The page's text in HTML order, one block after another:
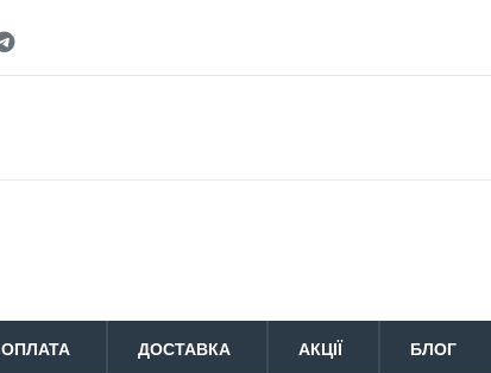
ОПЛАТА ДОСТАВКА АКЦІЇ БЛОГ